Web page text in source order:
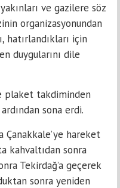
ve gazilere söz
organizasyonundan
hatırlandıkları için
duygularını dile
plaket takdiminden
sona erdi.
Çanakkale’ye hareket
kahvaltıdan sonra
Tekirdağ’a geçerek
sonra yeniden